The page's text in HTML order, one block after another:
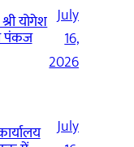
योगेश
पंकज
July
16,
2026
July